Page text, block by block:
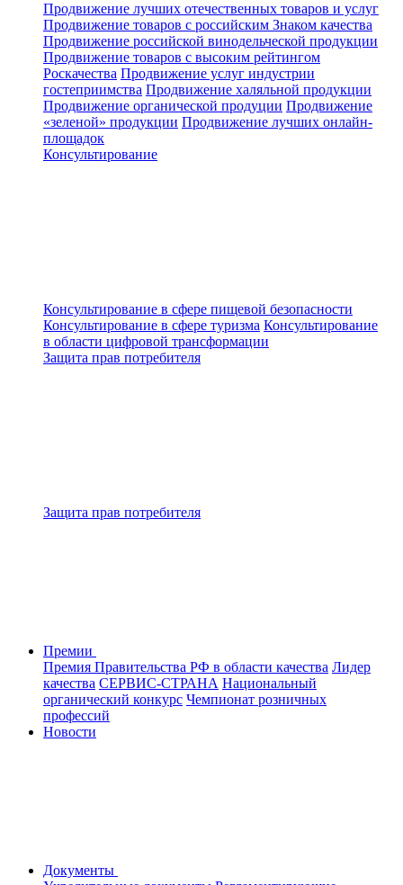
Продвижение лучших отечественных товаров и услуг
Продвижение товаров с российским Знаком качества
Продвижение российской винодельческой продукции
Продвижение товаров с высоким рейтингом
Роскачества Продвижение услуг индустрии
гостеприимства Продвижение халяльной продукции
Продвижение органической продуции Продвижение
«зеленой» продукции Продвижение лучших онлайн-
площадок
Консультирование
Консультирование в сфере пищевой безопасности
Консультирование в сфере туризма Консультирование
в области цифровой трансформации
Защита прав потребителя
Защита прав потребителя
Премии
Премия Правительства РФ в области качества Лидер
качества СЕРВИС-СТРАНА Национальный
органический конкурс Чемпионат розничных
профессий
Новости
Документы